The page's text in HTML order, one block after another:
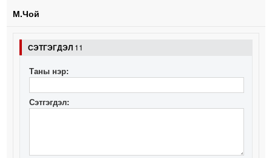
М.Чой
СЭТГЭГДЭЛ 11
Таны нэр:
Сэтгэгдэл: